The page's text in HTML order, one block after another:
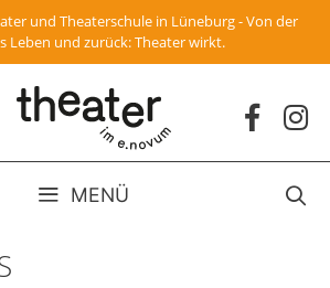
und Theaterschule in Lüneburg - Von der
Leben und zurück: Theater wirkt.
MENÜ